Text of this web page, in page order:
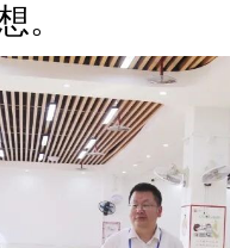
。